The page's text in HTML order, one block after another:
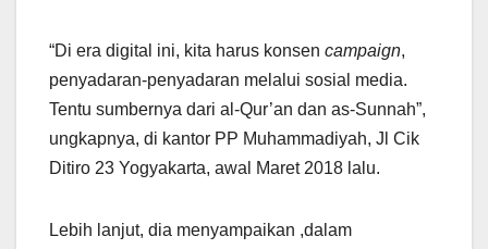
“Di era digital ini, kita harus konsen campaign,
penyadaran-penyadaran melalui sosial media.
Tentu sumbernya dari al-Qur’an dan as-Sunnah”,
ungkapnya, di kantor PP Muhammadiyah, Jl Cik
Ditiro 23 Yogyakarta, awal Maret 2018 lalu.
Lebih lanjut, dia menyampaikan ,dalam